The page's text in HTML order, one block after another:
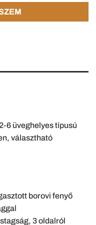
6 üveghelyes típusú
választható
borovi fenyő
3 oldalról